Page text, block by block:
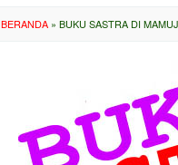
BERANDA » BUKU SASTRA DI